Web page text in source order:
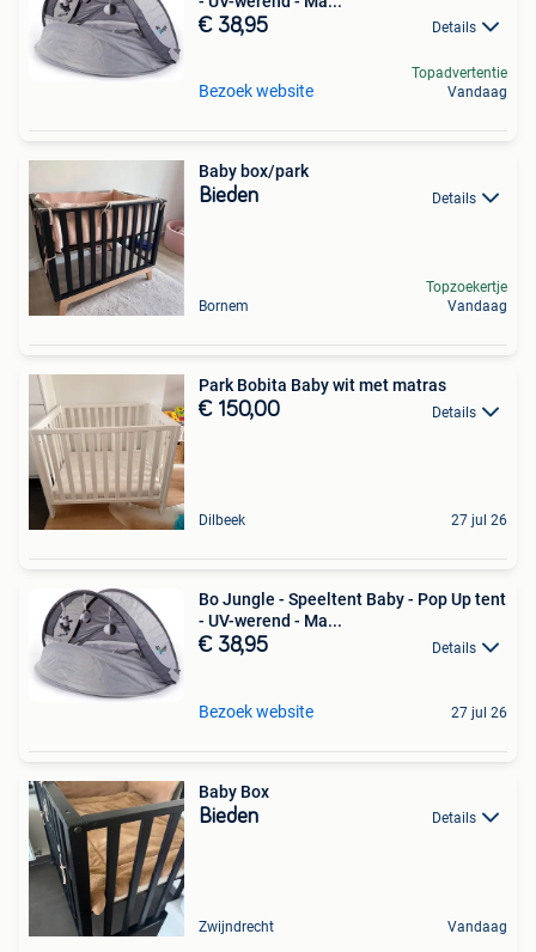
€ 38,95 Details
Bezoek website
Topadvertentie
Vandaag
Baby box/park
Bieden Details
Bornem
Topzoekertje
Vandaag
Park Bobita Baby wit met matras
€ 150,00 Details
Dilbeek 27 jul 26
Bo Jungle - Speeltent Baby - Pop Up tent
- UV-werend - Ma...
€ 38,95 Details
Bezoek website 27 jul 26
Baby Box
Bieden Details
Zwijndrecht Vandaag